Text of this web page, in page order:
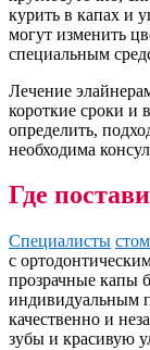
курить в капах и
могут изменить
специальным
Лечение
короткие сроки и
определить,
необходима
Где
Специалисты
с
прозрачные капы
индивидуальным
качественно и
зубы и красивую